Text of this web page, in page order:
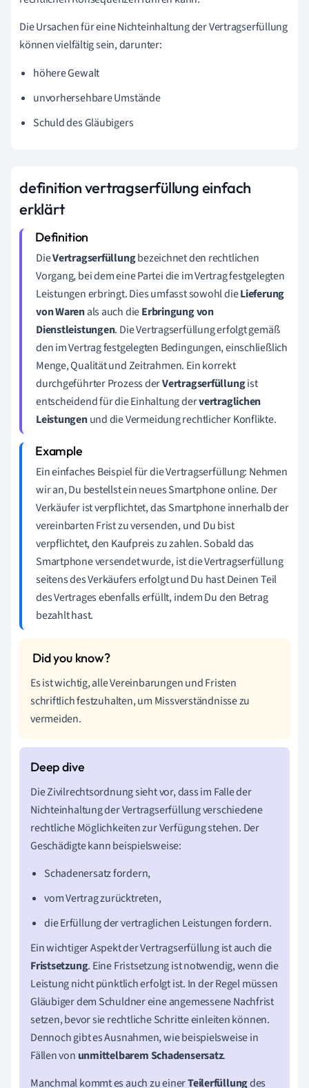
Die Ursachen für eine Nichteinhaltung der Vertragserfüllung
können vielfältig sein, darunter:
höhere Gewalt
unvorhersehbare Umstände
Schuld des Gläubigers
definition vertragserfüllung einfach
erklärt
DieVertragserfüllungbezeichnet den rechtlichen
Vorgang, bei dem eine Partei die im Vertrag festgelegten
Leistungen erbringt. Dies umfasst sowohl dieLieferung
von Warenals auch dieErbringung von
Dienstleistungen. Die Vertragserfüllung erfolgt gemäß
den im Vertrag festgelegten Bedingungen, einschließlich
Menge, Qualität und Zeitrahmen. Ein korrekt
durchgeführter Prozess derVertragserfüllungist
entscheidend für die Einhaltung dervertraglichen
Leistungenund die Vermeidung rechtlicher Konflikte.
Ein einfaches Beispiel für die Vertragserfüllung: Nehmen
wir an, Du bestellst ein neues Smartphone online. Der
Verkäufer ist verpflichtet, das Smartphone innerhalb der
vereinbarten Frist zu versenden, und Du bist
verpflichtet, den Kaufpreis zu zahlen. Sobald das
Smartphone versendet wurde, ist die Vertragserfüllung
seitens des Verkäufers erfolgt und Du hast Deinen Teil
des Vertrages ebenfalls erfüllt, indem Du den Betrag
bezahlt hast.
Es ist wichtig, alle Vereinbarungen und Fristen
schriftlich festzuhalten, um Missverständnisse zu
vermeiden.
Die Zivilrechtsordnung sieht vor, dass im Falle der
Nichteinhaltung der Vertragserfüllung verschiedene
rechtliche Möglichkeiten zur Verfügung stehen. Der
Geschädigte kann beispielsweise:
Schadenersatz fordern,
vom Vertrag zurücktreten,
die Erfüllung der vertraglichen Leistungen fordern.
Ein wichtiger Aspekt der Vertragserfüllung ist auch die
Fristsetzung. Eine Fristsetzung ist notwendig, wenn die
Leistung nicht pünktlich erfolgt ist. In der Regel müssen
Gläubiger dem Schuldner eine angemessene Nachfrist
setzen, bevor sie rechtliche Schritte einleiten können.
Dennoch gibt es Ausnahmen, wie beispielsweise in
Fällen von unmittelbarem Schadensersatz.
Manchmal kommt es auch zu einerTeilerfüllungdes